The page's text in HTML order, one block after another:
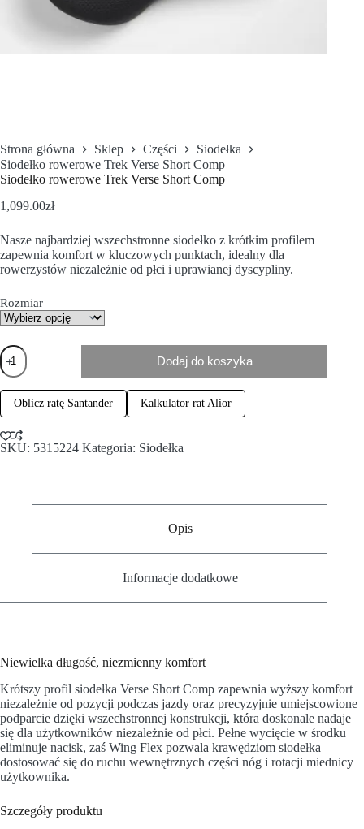
Strona główna Sklep Części
Siodełka
Siodełko rowerowe Trek Verse Short Comp
Siodełko rowerowe Trek Verse Short Comp
1,099.00zł
Nasze najbardziej wszechstronne siodełko z krótkim profilem
zapewnia komfort w kluczowych punktach, idealny dla
rowerzystów niezależnie od płci i uprawianej dyscypliny.
Rozmiar
Dodaj do koszyka
Oblicz ratę Santander Kalkulator rat Alior
SKU: 5315224 Kategoria: Siodełka
Opis
Informacje dodatkowe
Niewielka długość, niezmienny komfort
Krótszy profil siodełka Verse Short Comp zapewnia wyższy komfort
niezależnie od pozycji podczas jazdy oraz precyzyjnie umiejscowione
podparcie dzięki wszechstronnej konstrukcji, która doskonale nadaje
się dla użytkowników niezależnie od płci. Pełne wycięcie w środku
eliminuje nacisk, zaś Wing Flex pozwala krawędziom siodełka
dostosować się do ruchu wewnętrznych części nóg i rotacji miednicy
użytkownika.
Szczegóły produktu